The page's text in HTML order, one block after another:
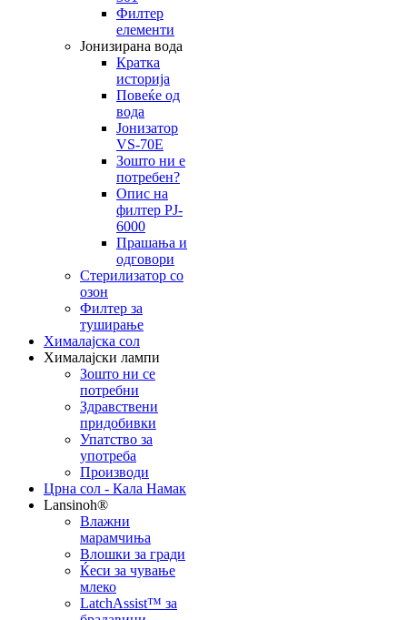
Филтер
елементи
Јонизирана вода
Кратка
историја
Повеќе од
вода
Јонизатор
VS-70E
Зошто ни е
потребен?
Опис на
филтер PJ-
6000
Прашања и
одговори
Стерилизатор со
озон
Филтер за
туширање
Хималајска сол
Хималајски лампи
Зошто ни се
потребни
Здравствени
придобивки
Упатство за
употреба
Производи
Црна сол - Кала Намак
Lansinoh®
Влажни
марамчиња
Влошки за гради
Ќеси за чување
млеко
LatchAssist™ за